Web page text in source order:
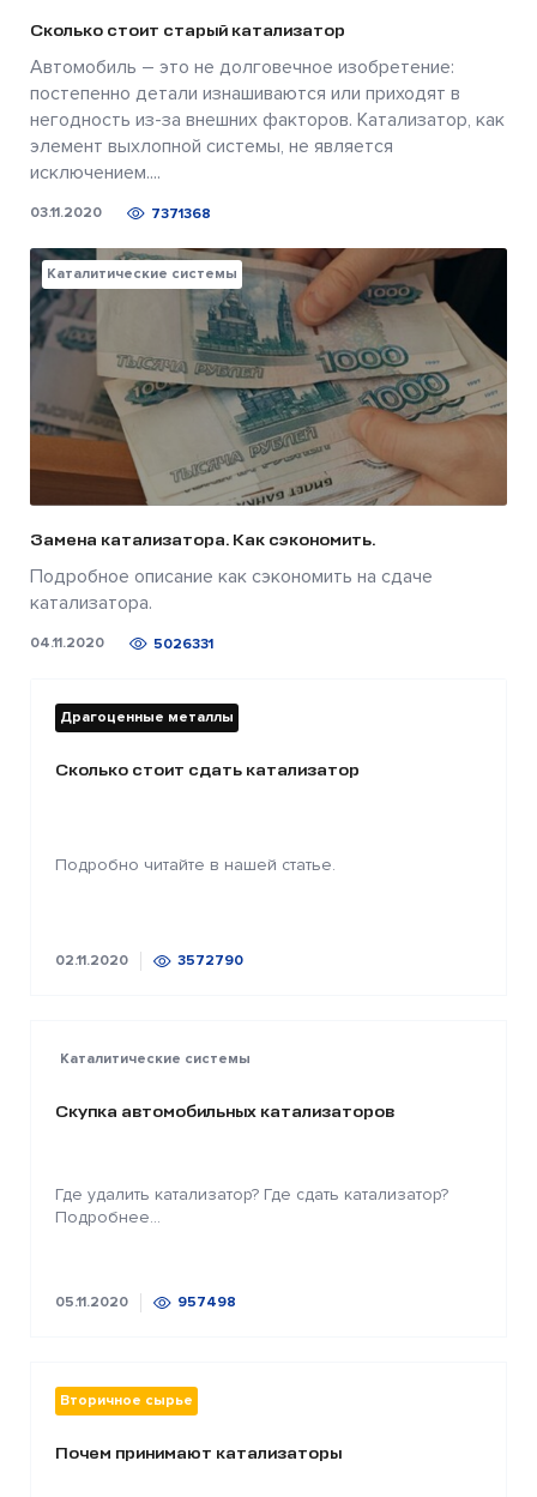
Сколько стоит старый катализатор
Автомобиль – это не долговечное изобретение:
постепенно детали изнашиваются или приходят в
негодность из-за внешних факторов. Катализатор, как
элемент выхлопной системы, не является
исключением....
03.11.2020 7371368
Каталитические системы
Замена катализатора. Как сэкономить.
Подробное описание как сэкономить на сдаче
катализатора.
04.11.2020 5026331
Драгоценные металлы
Сколько стоит сдать катализатор
Подробно читайте в нашей статье.
02.11.2020 3572790
Каталитические системы
Скупка автомобильных катализаторов
Где удалить катализатор? Где сдать катализатор?
Подробнее...
05.11.2020 957498
Вторичное сырье
Почем принимают катализаторы